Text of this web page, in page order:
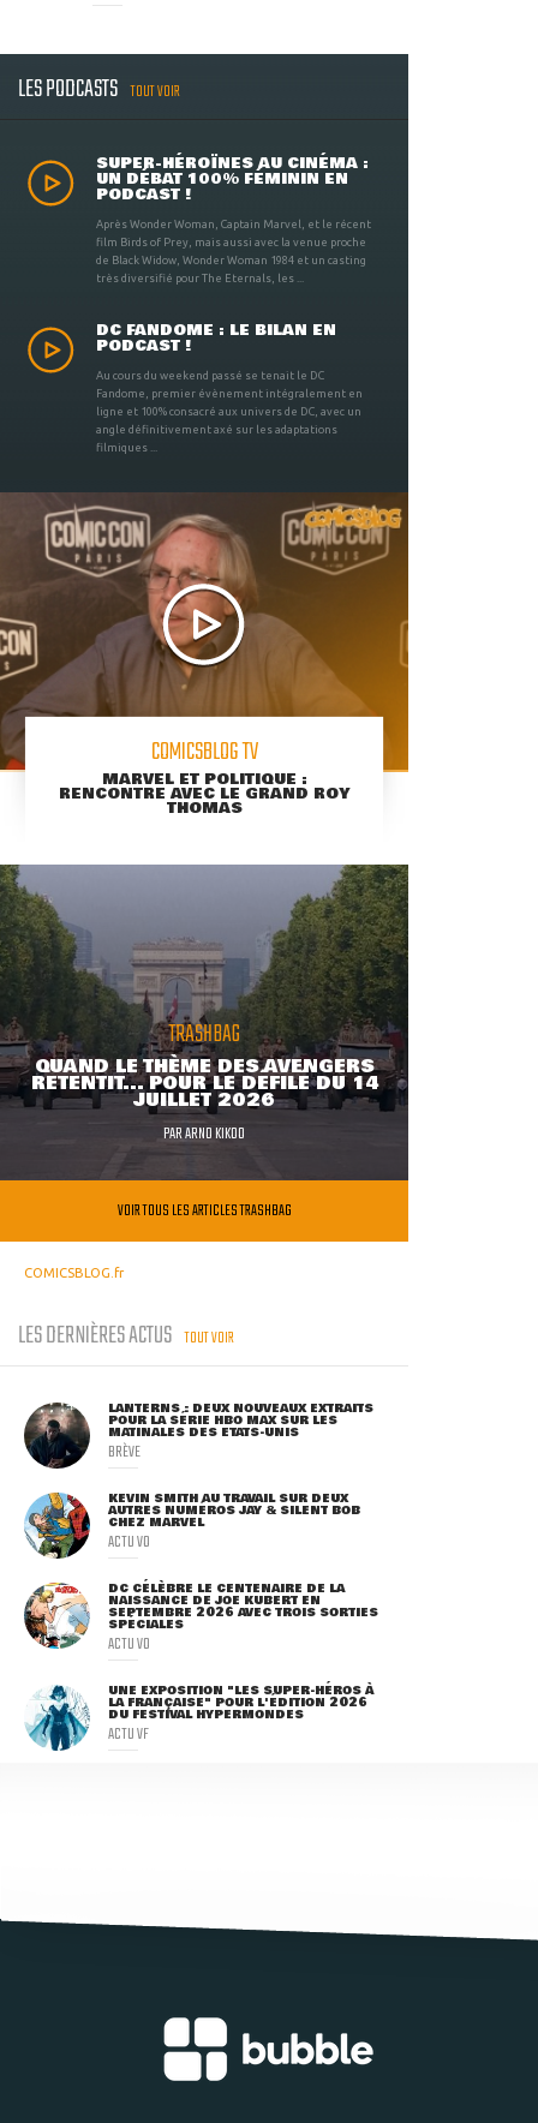
LES PODCASTS TOUT VOIR
SUPER-HÉROÏNES AU CINÉMA :
UN DÉBAT 100% FÉMININ EN
PODCAST !
Après Wonder Woman, Captain Marvel, et le récent
film Birds of Prey, mais aussi avec la venue proche
de Black Widow, Wonder Woman 1984 et un casting
très diversifié pour The Eternals, les ...
DC FANDOME : LE BILAN EN
PODCAST !
Au cours du weekend passé se tenait le DC
Fandome, premier évènement intégralement en
ligne et 100% consacré aux univers de DC, avec un
angle définitivement axé sur les adaptations
filmiques ...
COMICSBLOG TV
MARVEL ET POLITIQUE :
RENCONTRE AVEC LE GRAND ROY
THOMAS
TRASHBAG
QUAND LE THÈME DES AVENGERS
RETENTIT... POUR LE DÉFILÉ DU 14
JUILLET 2026
PARARNO KIKOO
VOIR TOUS LES ARTICLES TRASHBAG
COMICSBLOG.fr
LES DERNIÈRES ACTUS TOUT VOIR
LANTERNS : DEUX NOUVEAUX EXTRAITS
POUR LA SÉRIE HBO MAX SUR LES
MATINALES DES ETATS-UNIS
BRÈVE
KEVIN SMITH AU TRAVAIL SUR DEUX
AUTRES NUMÉROS JAY & SILENT BOB
CHEZ MARVEL
ACTU VO
DC CÉLÈBRE LE CENTENAIRE DE LA
NAISSANCE DE JOE KUBERT EN
SEPTEMBRE 2026 AVEC TROIS SORTIES
SPÉCIALES
ACTU VO
UNE EXPOSITION "LES SUPER-HÉROS À
LA FRANÇAISE" POUR L'ÉDITION 2026
DU FESTIVAL HYPERMONDES
ACTU VF